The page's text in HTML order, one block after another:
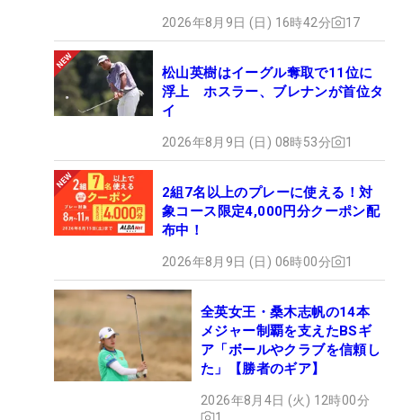
2026年8月9日 (日) 16時42分 17
松山英樹はイーグル奪取で11位に
浮上 ホスラー、ブレナンが首位タ
イ
2026年8月9日 (日) 08時53分 1
2組7名以上のプレーに使える！対
象コース限定4,000円分クーポン配
布中！
2026年8月9日 (日) 06時00分 1
全英女王・桑木志帆の14本
メジャー制覇を支えたBSギ
ア「ボールやクラブを信頼し
た」【勝者のギア】
2026年8月4日 (火) 12時00分
1